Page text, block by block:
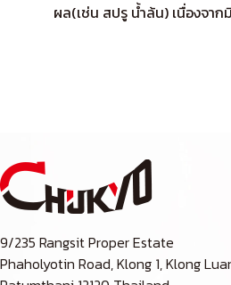
ผล(เช่น สปรู น้ำล้น) เนื่องจา
9/235 Rangsit Proper Estate
Phaholyotin Road, Klong 1, Klong